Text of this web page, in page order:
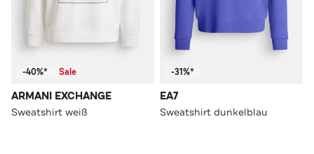
-40%* Sale
ARMANI EXCHANGE
Sweatshirt weiß
-31%*
EA7
Sweatshirt dunkelblau